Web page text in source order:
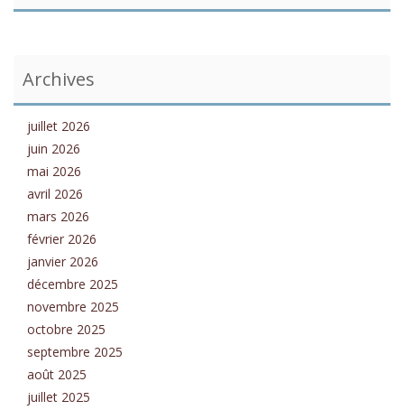
Archives
juillet 2026
juin 2026
mai 2026
avril 2026
mars 2026
février 2026
janvier 2026
décembre 2025
novembre 2025
octobre 2025
septembre 2025
août 2025
juillet 2025